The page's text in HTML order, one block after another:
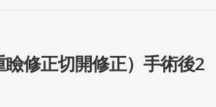
修正切開修正）手術後2